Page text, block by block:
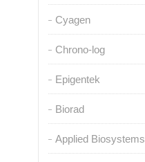
Cyagen
Chrono-log
Epigentek
Biorad
Applied Biosystems